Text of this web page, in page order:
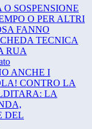
SOSPENSIONE
O PER ALTRI
FANNO
TECNICA
RUA
ANCHE I
CONTRO LA
LA
DEL